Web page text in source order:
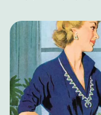
σύσπασης.&#13;
πλαγιοκεφoλία είναι
κρανίου στο